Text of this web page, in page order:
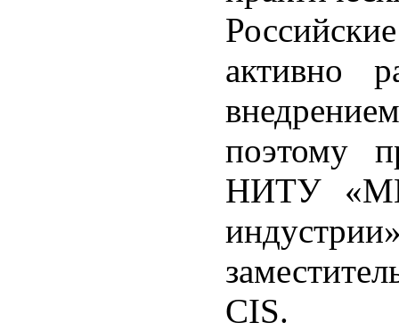
активно
поэтому
НИТУ
CIS.